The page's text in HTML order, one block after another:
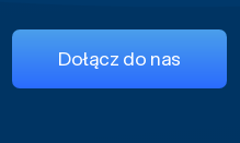
Dołącz do nas